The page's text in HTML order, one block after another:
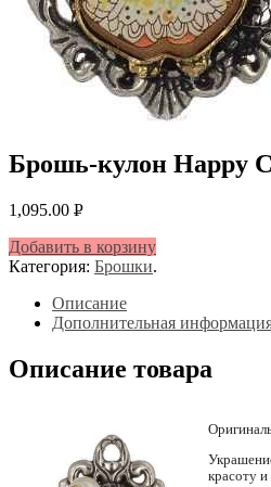
Брошь-кулон Happy
1,095.00 Р
Добавить в корзину
Категория: Брошки.
Описание
Дополнительная
Описание товара
красоту